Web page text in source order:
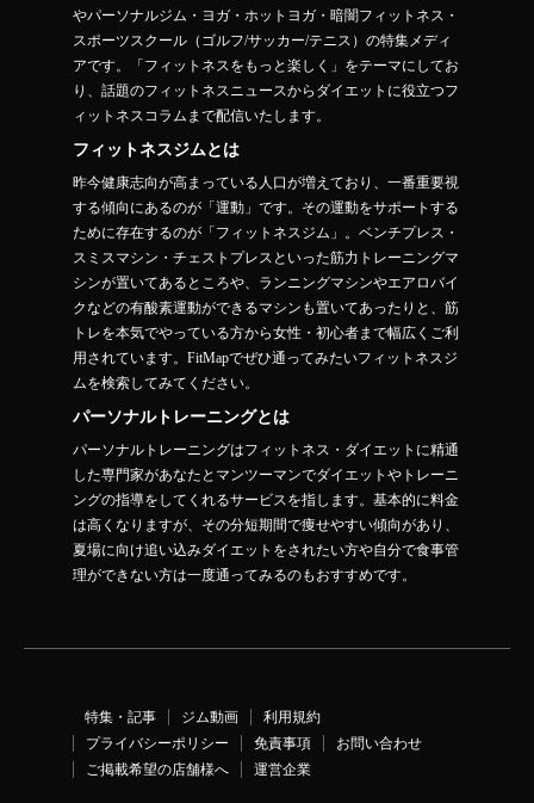
やパーソナルジム・ヨガ・ホットヨガ・暗闇フィットネス・
スポーツスクール（ゴルフ/サッカー/テニス）の特集メディ
アです。「フィットネスをもっと楽しく」をテーマにしてお
り、話題のフィットネスニュースからダイエットに役立つフ
ィットネスコラムまで配信いたします。
フィットネスジムとは
昨今健康志向が高まっている人口が増えており、一番重要視
する傾向にあるのが「運動」です。その運動をサポートする
ために存在するのが「フィットネスジム」。ベンチプレス・
スミスマシン・チェストプレスといった筋力トレーニングマ
シンが置いてあるところや、ランニングマシンやエアロバイ
クなどの有酸素運動ができるマシンも置いてあったりと、筋
トレを本気でやっている方から女性・初心者まで幅広くご利
用されています。FitMapでぜひ通ってみたいフィットネスジ
ムを検索してみてください。
パーソナルトレーニングとは
パーソナルトレーニングはフィットネス・ダイエットに精通
した専門家があなたとマンツーマンでダイエットやトレーニ
ングの指導をしてくれるサービスを指します。基本的に料金
は高くなりますが、その分短期間で痩せやすい傾向があり、
夏場に向け追い込みダイエットをされたい方や自分で食事管
理ができない方は一度通ってみるのもおすすめです。
特集・記事 ジム動画
利用規約
プライバシーポリシー
免責事項
お問い合わせ
ご掲載希望の店舗様へ
運営企業